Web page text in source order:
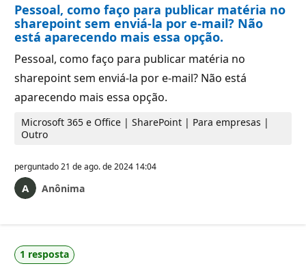
Pessoal, como faço para publicar matéria no
sharepoint sem enviá-la por e-mail? Não
está aparecendo mais essa opção.
Pessoal, como faço para publicar matéria no
sharepoint sem enviá-la por e-mail? Não está
aparecendo mais essa opção.
Microsoft 365 e Office | SharePoint | Para empresas |
Outro
perguntado21 de ago. de 2024 14:04
Anônima
1 resposta